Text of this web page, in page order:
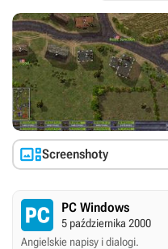
Screenshoty
PC Windows
5 października 2000
Angielskie napisy i dialogi.